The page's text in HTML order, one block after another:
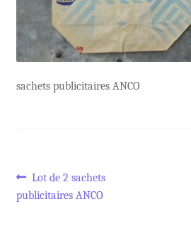
sachets publicitaires ANCO
Navigation
de
Article
précédent :
Lot de 2 sachets
publicitaires ANCO